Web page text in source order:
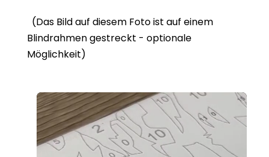
(Das Bild auf diesem Foto ist auf einem
Blindrahmen gestreckt - optionale
Möglichkeit)